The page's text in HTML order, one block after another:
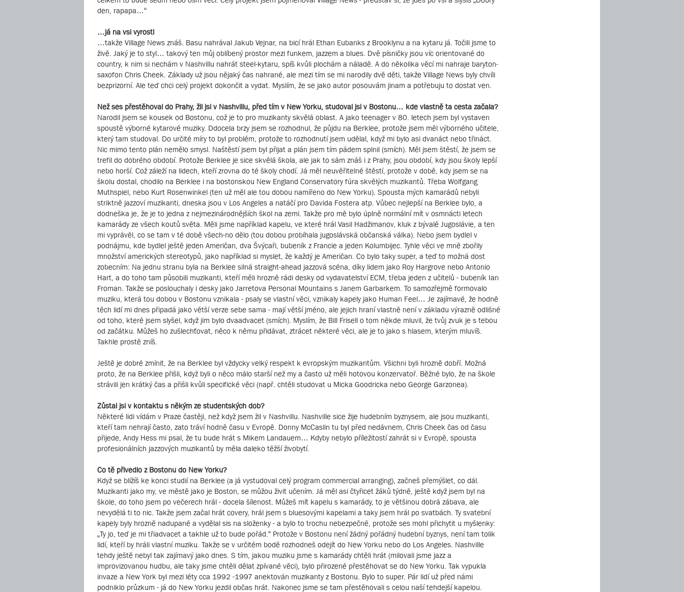
den, rapapa…“
…já na vsi vyrostl
…takže Village News znáš. Basu nahrával Jakub Vejnar, na bicí hrál Ethan Eubanks z Brooklynu a na kytaru já. Točili jsme to
živě. Jaký je to styl… takový ten můj oblíbený prostor mezi funkem, jazzem a blues. Dvě písničky jsou víc orientované do
country, k nim si nechám v Nashvillu nahrát steel-kytaru, spíš kvůli plochám a náladě. A do několika věcí mi nahraje baryton-
saxofon Chris Cheek. Základy už jsou nějaký čas nahrané, ale mezi tím se mi narodily dvě děti, takže Village News byly chvíli
bezprizorní. Ale teď chci celý projekt dokončit a vydat. Myslím, že se jako autor posouvám jinam a potřebuju to dostat ven.
Než ses přestěhoval do Prahy, žil jsi v Nashvillu, před tím v New Yorku, studoval jsi v Bostonu… kde vlastně ta cesta začala?
Narodil jsem se kousek od Bostonu, což je to pro muzikanty skvělá oblast. A jako teenager v 80. letech jsem byl vystaven
spoustě výborné kytarové muziky. Ddocela brzy jsem se rozhodnul, že půjdu na Berklee, protože jsem měl výborného učitele,
který tam studoval. Do určité míry to byl problém, protože to rozhodnutí jsem udělal, když mi bylo asi dvanáct nebo třináct.
Nic mimo tento plán nemělo smysl. Naštěstí jsem byl přijat a plán jsem tím pádem splnil (smích). Měl jsem štěstí, že jsem se
trefil do dobrého období. Protože Berklee je sice skvělá škola, ale jak to sám znáš i z Prahy, jsou období, kdy jsou školy lepší
nebo horší. Což záleží na lidech, kteří zrovna do té školy chodí. Já měl neuvěřitelné štěstí, protože v době, kdy jsem se na
školu dostal, chodilo na Berklee i na bostonskou New England Conservatory fúra skvělých muzikantů. Třeba Wolfgang
Muthspiel, nebo Kurt Rosenwinkel (ten už měl ale tou dobou namířeno do New Yorku). Spousta mých kamarádů nebyli
striktně jazzoví muzikanti, dneska jsou v Los Angeles a natáčí pro Davida Fostera atp. Vůbec nejlepší na Berklee bylo, a
dodneška je, že je to jedna z nejmezinárodnějších škol na zemi. Takže pro mě bylo úplně normální mít v osmnácti letech
kamarády ze všech koutů světa. Měli jsme například kapelu, ve které hrál Vasil Hadžimanov, kluk z bývalé Jugoslávie, a ten
mi vyprávěl, co se tam v té době všech-no dělo (tou dobou probíhala jugoslávská občanská válka). Nebo jsem bydlel v
podnájmu, kde bydlel ještě jeden Američan, dva Švýcaři, bubeník z Francie a jeden Kolumbijec. Tyhle věci ve mně zbořily
množství amerických stereotypů, jako například si myslet, že každý je Američan. Co bylo taky super, a teď to možná dost
zobecním: Na jednu stranu byla na Berklee silná straight-ahead jazzová scéna, díky lidem jako Roy Hargrove nebo Antonio
Hart, a do toho tam působili muzikanti, kteří měli hrozně rádi desky od vydavatelství ECM, třeba jeden z učitelů - bubeník Ian
Froman. Takže se poslouchaly i desky jako Jarretova Personal Mountains s Janem Garbarkem. To samozřejmě formovalo
muziku, která tou dobou v Bostonu vznikala - psaly se vlastní věci, vznikaly kapely jako Human Feel… Je zajímavé, že hodně
těch lidí mi dnes připadá jako větší verze sebe sama - mají větší jméno, ale jejich hraní vlastně není v základu výrazně odlišné
od toho, které jsem slyšel, když jim bylo dvaadvacet (smích). Myslím, že Bill Frisell o tom někde mluvil, že tvůj zvuk je s tebou
od začátku. Můžeš ho zušlechťovat, něco k němu přidávat, ztrácet některé věci, ale je to jako s hlasem, kterým mluvíš.
Takhle prostě zníš.
Ještě je dobré zmínit, že na Berklee byl vždycky velký respekt k evropským muzikantům. Všichni byli hrozně dobří. Možná
proto, že na Berklee přišli, když byli o něco málo starší než my a často už měli hotovou konzervatoř. Běžné bylo, že na škole
strávili jen krátký čas a přišli kvůli specifické věci (např. chtěli studovat u Micka Goodricka nebo George Garzonea).
Zůstal jsi v kontaktu s někým ze studentských dob?
Některé lidi vídám v Praze častěji, než když jsem žil v Nashvillu. Nashville sice žije hudebním byznysem, ale jsou muzikanti,
kteří tam nehrají často, zato tráví hodně času v Evropě. Donny McCaslin tu byl před nedávnem, Chris Cheek čas od času
přijede, Andy Hess mi psal, že tu bude hrát s Mikem Landauem… Kdyby nebylo příležitostí zahrát si v Evropě, spousta
profesionálních jazzových muzikantů by měla daleko těžší živobytí.
Co tě přivedlo z Bostonu do New Yorku?
Když se blížíš ke konci studií na Berklee (a já vystudoval celý program commercial arranging), začneš přemýšlet, co dál.
Muzikanti jako my, ve městě jako je Boston, se můžou živit učením. Já měl asi čtyřicet žáků týdně, ještě když jsem byl na
škole, do toho jsem po večerech hrál - docela šílenost. Můžeš mít kapelu s kamarády, to je většinou dobrá zábava, ale
nevydělá ti to nic. Takže jsem začal hrát covery, hrál jsem s bluesovými kapelami a taky jsem hrál po svatbách. Ty svatební
kapely byly hrozně nadupané a vydělal sis na složenky - a bylo to trochu nebezpečné, protože ses mohl přichytit u myšlenky:
„Ty jo, teď je mi třiadvacet a takhle už to bude pořád.“ Protože v Bostonu není žádný pořádný hudební byznys, není tam tolik
lidí, kteří by hráli vlastní muziku. Takže se v určitém bodě rozhodneš odejít do New Yorku nebo do Los Angeles. Nashville
tehdy ještě nebyl tak zajímavý jako dnes. S tím, jakou muziku jsme s kamarády chtěli hrát (milovali jsme jazz a
improvizovanou hudbu, ale taky jsme chtěli dělat zpívané věci), bylo přirozené přestěhovat se do New Yorku. Tak vypukla
invaze a New York byl mezi léty cca 1992 -1997 anektován muzikanty z Bostonu. Bylo to super. Pár lidí už před námi
podniklo průzkum - já do New Yorku jezdil občas hrát. Nakonec jsme se tam přestěhovali s celou naší tehdejší kapelou.